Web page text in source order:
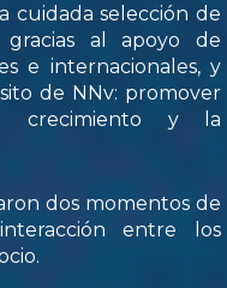
cuidada selección de
al apoyo de
e internacionales, y
de NNv: promover
crecimiento y la
dos momentos de
entre los